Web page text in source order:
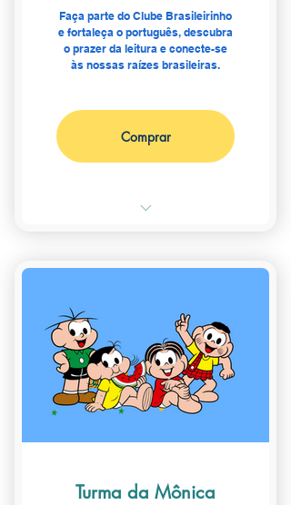
Faça parte do Clube Brasileirinho
e fortaleça o português, descubra
o prazer da leitura e conecte-se
às nossas raízes brasileiras.
Comprar
dentro da sua casa
📚 2 livros em português
selecionados por educadores
🎁 + 1 brinde surpresa
Turma da Mônica